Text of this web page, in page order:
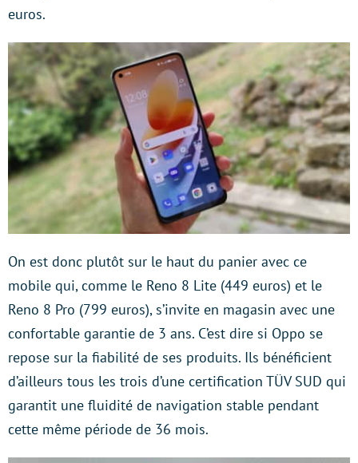
euros.
On est donc plutôt sur le haut du panier avec ce
mobile qui, comme le Reno 8 Lite (449 euros) et le
Reno 8 Pro (799 euros), s’invite en magasin avec une
confortable garantie de 3 ans. C’est dire si Oppo se
repose sur la fiabilité de ses produits. Ils bénéficient
d’ailleurs tous les trois d’une certification TÜV SUD qui
garantit une fluidité de navigation stable pendant
cette même période de 36 mois.